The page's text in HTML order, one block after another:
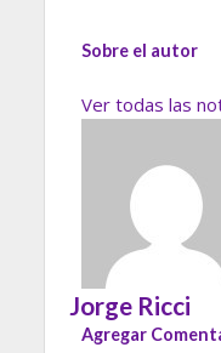
Sobre el autor
Ver todas las
Jorge Ricci
Agregar